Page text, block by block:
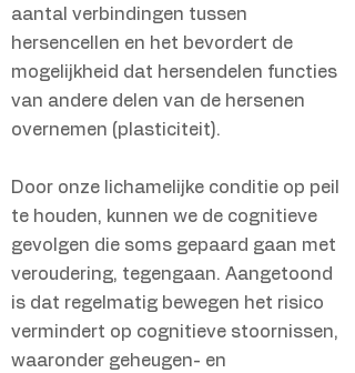
aantal verbindingen tussen
hersencellen en het bevordert de
mogelijkheid dat hersendelen functies
van andere delen van de hersenen
overnemen (plasticiteit).
Door onze lichamelijke conditie op peil
te houden, kunnen we de cognitieve
gevolgen die soms gepaard gaan met
veroudering, tegengaan. Aangetoond
is dat regelmatig bewegen het risico
vermindert op cognitieve stoornissen,
waaronder geheugen- en